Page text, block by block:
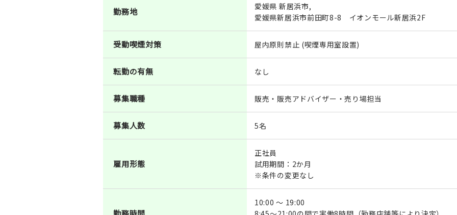
勤務地
愛媛県 新居浜市,
愛媛県新居浜市前田町8-8 イオンモール新居浜2F
受動喫煙対策 屋内原則禁止 (喫煙専用室設置)
転勤の有無 なし
募集職種 販売・販売アドバイザー・売り場担当
募集人数 5名
雇用形態
正社員
試用期間：2か月
※条件の変更なし
10:00 ～ 19:00